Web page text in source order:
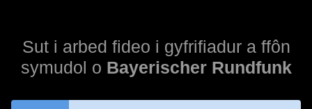
Sut i arbed fideo i gyfrifiadur a ffôn
symudol o Bayerischer Rundfunk